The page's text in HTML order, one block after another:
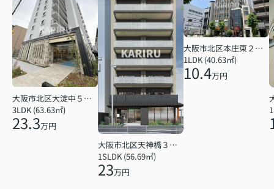
大阪市北区大淀中５丁目
3LDK (63.63㎡)
23.3万円
大阪市北区天神橋３丁目
1SLDK (56.69㎡)
23万円
大阪市北区本庄東２丁目
1LDK (40.63㎡)
10.4万円